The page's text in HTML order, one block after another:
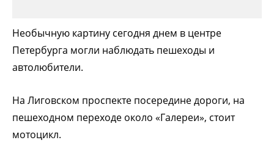
Необычную картину сегодня днем в центре
Петербурга могли наблюдать пешеходы и
автолюбители.
На Лиговском проспекте посередине дороги, на
пешеходном переходе около «Галереи», стоит
мотоцикл.